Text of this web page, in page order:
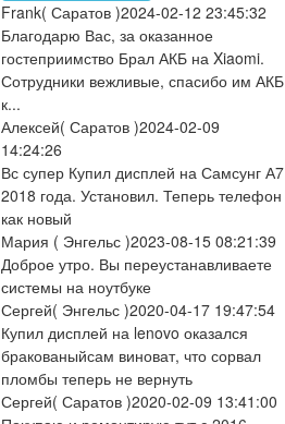
Frank( Саратов )2024-02-12 23:45:32
Благодарю Вас, за оказанное
гостеприимство Брал АКБ на Xiaomi.
Сотрудники вежливые, спасибо им АКБ
к...
Алексей( Саратов )2024-02-09
14:24:26
Вс супер Купил дисплей на Самсунг А7
2018 года. Установил. Теперь телефон
как новый
Мария ( Энгельс )2023-08-15 08:21:39
Доброе утро. Вы переустанавливаете
системы на ноутбуке
Сергей( Энгельс )2020-04-17 19:47:54
Купил дисплей на lenovo оказался
бракованыйсам виноват, что сорвал
пломбы теперь не вернуть
Сергей( Саратов )2020-02-09 13:41:00